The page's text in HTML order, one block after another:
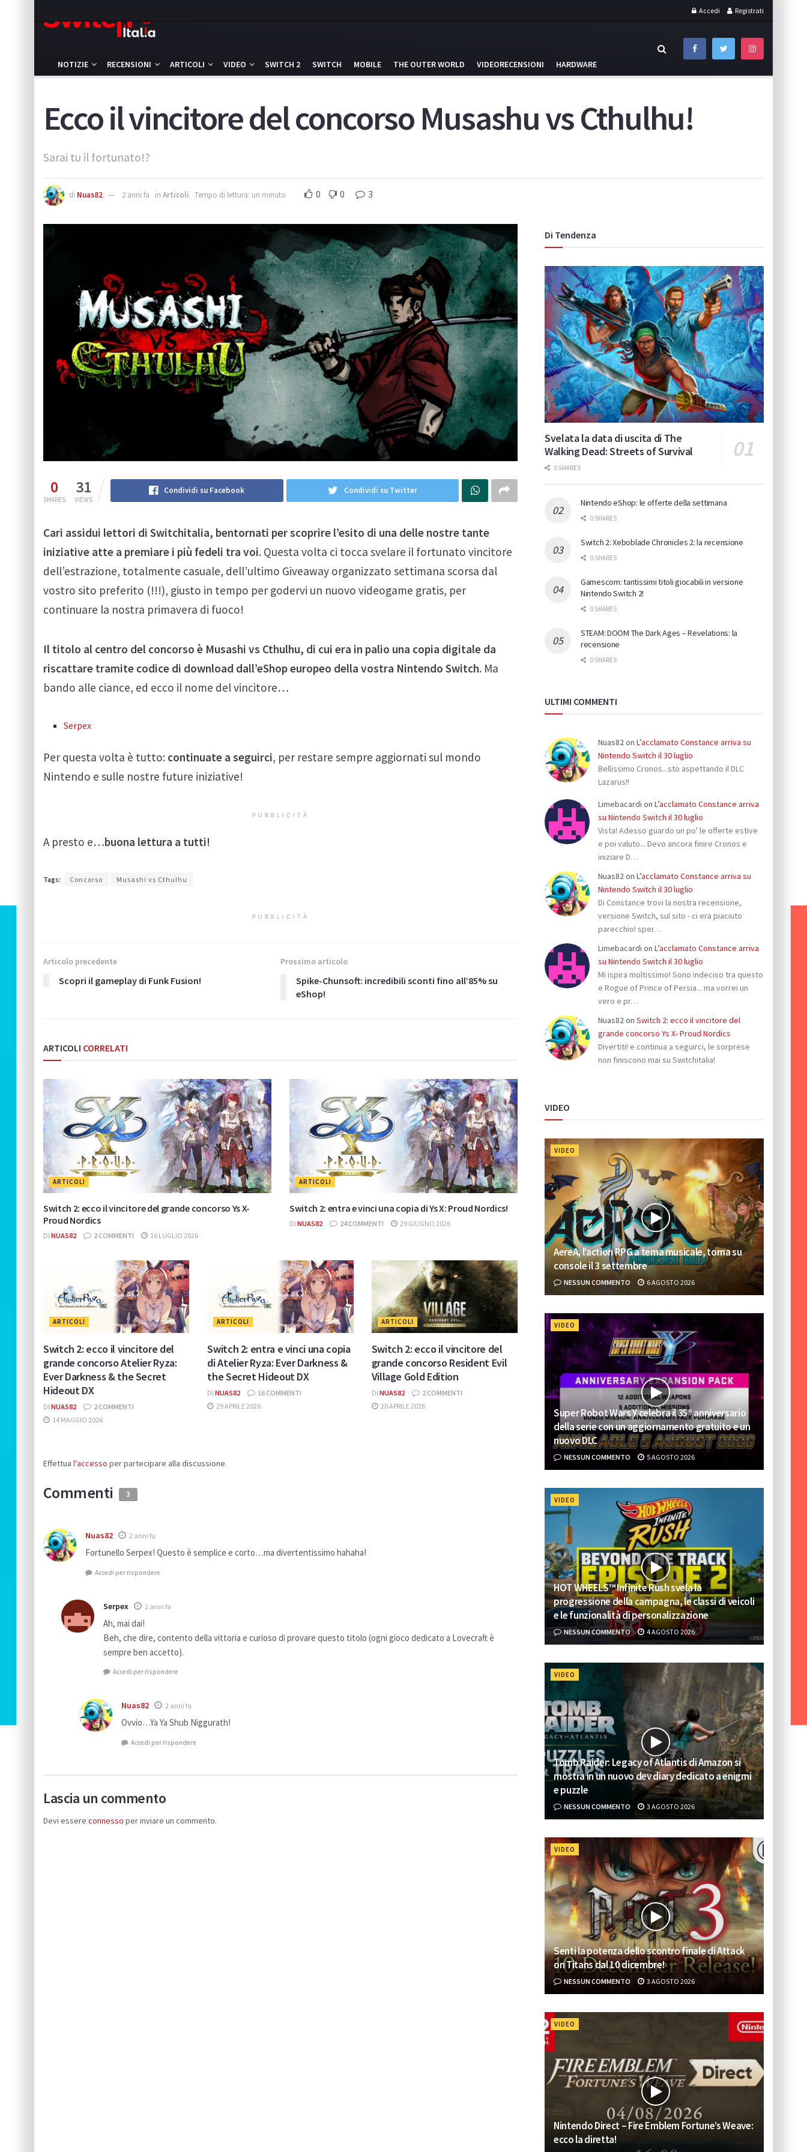
Accedi Registrati
NOTIZIE RECENSIONI ARTICOLI VIDEO SWITCH 2 SWITCH MOBILE THE OUTER WORLD VIDEORECENSIONI HARDWARE
Ecco il vincitore del concorso Musashu vs Cthulhu!
Sarai tu il fortunato!?
di Nuas82 2 anni fa in Articoli Tempo di lettura: un minuto 0 0 3
0
SHARES
31
VIEWS
Condividi su Facebook Condividi su Twitter
Cari assidui lettori di Switchitalia, bentornati per scoprire l’esito di una delle nostre tante
iniziative atte a premiare i più fedeli tra voi. Questa volta ci tocca svelare il fortunato vincitore
dell’estrazione, totalmente casuale, dell’ultimo Giveaway organizzato settimana scorsa dal
vostro sito preferito (!!!), giusto in tempo per godervi un nuovo videogame gratis, per
continuare la nostra primavera di fuoco!
Il titolo al centro del concorso è Musashi vs Cthulhu, di cui era in palio una copia digitale da
riscattare tramite codice di download dall’eShop europeo della vostra Nintendo Switch. Ma
bando alle ciance, ed ecco il nome del vincitore…
Serpex
Per questa volta è tutto: continuate a seguirci, per restare sempre aggiornati sul mondo
Nintendo e sulle nostre future iniziative!
PUBBLICITÀ
A presto e…buona lettura a tutti!
Tags: Concorso Musashi vs Cthulhu
PUBBLICITÀ
Articolo precedente
Scopri il gameplay di Funk Fusion!
Prossimo articolo
Spike-Chunsoft: incredibili sconti fino all’85% su
eShop!
ARTICOLI CORRELATI
ARTICOLI
Switch 2: ecco il vincitore del grande concorso Ys X-
Proud Nordics
DI NUAS82 2 COMMENTI 16 LUGLIO 2026
ARTICOLI
Switch 2: entra e vinci una copia di Ys X: Proud Nordics!
DI NUAS82 24 COMMENTI 29 GIUGNO 2026
ARTICOLI
Switch 2: ecco il vincitore del
grande concorso Atelier Ryza:
Ever Darkness & the Secret
Hideout DX
DI NUAS82
2 COMMENTI
14 MAGGIO 2026
ARTICOLI
Switch 2: entra e vinci una copia
di Atelier Ryza: Ever Darkness &
the Secret Hideout DX
DI NUAS82
16 COMMENTI
29 APRILE 2026
ARTICOLI
Switch 2: ecco il vincitore del
grande concorso Resident Evil
Village Gold Edition
DI NUAS82
2 COMMENTI
20 APRILE 2026
Effettua l'accesso per partecipare alla discussione.
Commenti 3
Nuas82 2 anni fa
Fortunello Serpex! Questo è semplice e corto…ma divertentissimo hahaha!
Accedi per rispondere
Serpex 2 anni fa
Ah, mai dai!
Beh, che dire, contento della vittoria e curioso di provare questo titolo (ogni gioco dedicato a Lovecraft è
sempre ben accetto).
Accedi per rispondere
Nuas82 2 anni fa
Ovvio…Ya Ya Shub Niggurath!
Accedi per rispondere
Lascia un commento
Devi essere connesso per inviare un commento.
Di Tendenza
Svelata la data di uscita di The
Walking Dead: Streets of Survival
0 SHARES
Nintendo eShop: le offerte della settimana
0 SHARES
Switch 2: Xeboblade Chronicles 2: la recensione
0 SHARES
Gamescom: tantissimi titoli giocabili in versione
Nintendo Switch 2!
0 SHARES
STEAM: DOOM The Dark Ages – Revelations: la
recensione
0 SHARES
ULTIMI COMMENTI
Nuas82on L’acclamato Constance arriva su
Nintendo Switch il 30 luglio
Bellissimo Cronos...sto aspettando il DLC
Lazarus!!
Limebacardi on L’acclamato Constance arriva
su Nintendo Switch il 30 luglio
Vista! Adesso guardo un po' le offerte estive
e poi valuto... Devo ancora finire Cronos e
iniziare D…
Nuas82on L’acclamato Constance arriva su
Nintendo Switch il 30 luglio
Di Constance trovi la nostra recensione,
versione Switch, sul sito - ci era piaciuto
parecchio! sper…
Limebacardi on L’acclamato Constance arriva
su Nintendo Switch il 30 luglio
Mi ispira moltissimo! Sono indeciso tra questo
e Rogue of Prince of Persia... ma vorrei un
vero e pr…
Nuas82on Switch 2: ecco il vincitore del
grande concorso Ys X- Proud Nordics
Divertiti! e continua a seguirci, le sorprese
non finiscono mai su Switchitalia!
VIDEO
VIDEO
AereA, l’action RPG a tema musicale, torna su
console il 3 settembre
NESSUN COMMENTO 6 AGOSTO 2026
VIDEO
Super Robot Wars Y celebra il 35° anniversario
della serie con un aggiornamento gratuito e un
nuovo DLC
NESSUN COMMENTO 5 AGOSTO 2026
VIDEO
HOT WHEELS™ Infinite Rush svela la
progressione della campagna, le classi di veicoli
e le funzionalità di personalizzazione
NESSUN COMMENTO 4 AGOSTO 2026
VIDEO
Tomb Raider: Legacy of Atlantis di Amazon si
mostra in un nuovo dev diary dedicato a enigmi
e puzzle
NESSUN COMMENTO 3 AGOSTO 2026
VIDEO
Senti la potenza dello scontro finale di Attack
on Titans dal 10 dicembre!
NESSUN COMMENTO 3 AGOSTO 2026
VIDEO
Nintendo Direct – Fire Emblem Fortune’s Weave:
ecco la diretta!